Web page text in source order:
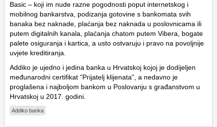
Basic – koji im nude razne pogodnosti poput internetskog i
mobilnog bankarstva, podizanja gotovine s bankomata svih
banaka bez naknade, plaćanja bez naknada u poslovnicama ili
putem digitalnih kanala, plaćanja chatom putem Vibera, bogate
palete osiguranja i kartica, a usto ostvaruju i pravo na povoljnije
uvjete kreditiranja.
Addiko je ujedno i jedina banka u Hrvatskoj kojoj je dodijeljen
međunarodni certifikat “Prijatelj klijenata”, a nedavno je
proglašena i najboljom bankom u Poslovanju s građanstvom u
Hrvatskoj u 2017. godini.
Addiko banka